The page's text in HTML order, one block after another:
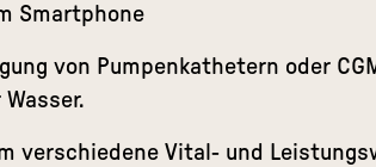
Smartphone
von Pumpenkathetern oder
verschiedene Vital- und